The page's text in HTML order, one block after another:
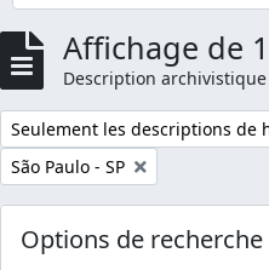
Affichage de
Description archivistique
Remove filter:
Seulement les descriptions de
Remove filter:
São Paulo - SP
Options de recherche